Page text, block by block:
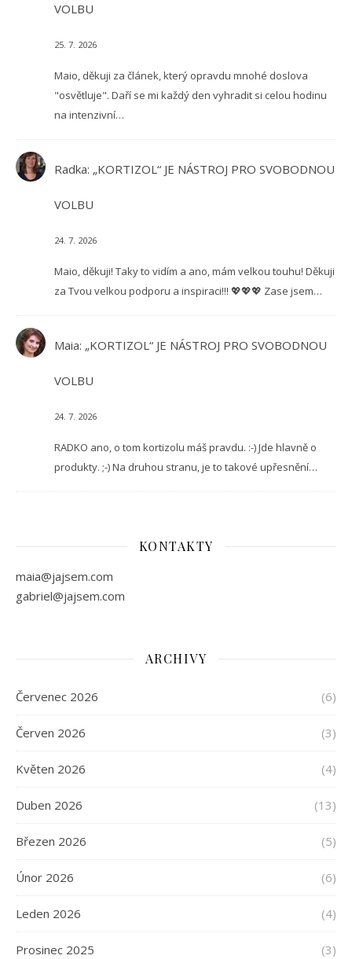
VOLBU
25. 7. 2026
Maio, děkuji za článek, který opravdu mnohé doslova
"osvětluje". Daří se mi každý den vyhradit si celou hodinu
na intenzivní…
Radka: „KORTIZOL“ JE NÁSTROJ PRO SVOBODNOU
VOLBU
24. 7. 2026
Maio, děkuji! Taky to vidím a ano, mám velkou touhu! Děkuji
za Tvou velkou podporu a inspiraci!!! 💖💖💖 Zase jsem…
Maia: „KORTIZOL“ JE NÁSTROJ PRO SVOBODNOU
VOLBU
24. 7. 2026
RADKO ano, o tom kortizolu máš pravdu. :-) Jde hlavně o
produkty. ;-) Na druhou stranu, je to takové upřesnění…
KONTAKTY
maia@jajsem.com
gabriel@jajsem.com
ARCHIVY
Červenec 2026 (6)
Červen 2026 (3)
Květen 2026 (4)
Duben 2026 (13)
Březen 2026 (5)
Únor 2026 (6)
Leden 2026 (4)
Prosinec 2025 (3)